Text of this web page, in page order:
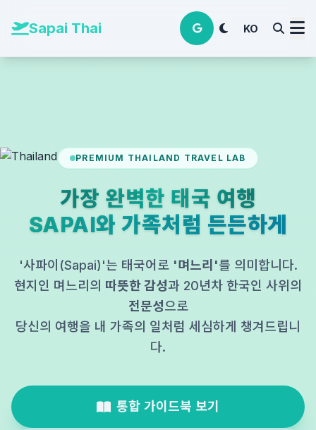
Sapai Thai KO
PREMIUM THAILAND TRAVEL LAB
가장 완벽한 태국 여행
SAPAI와 가족처럼 든든하게
'사파이(Sapai)'는 태국어로 '며느리'를 의미합니다.
현지인 며느리의 따뜻한 감성과 20년차 한국인 사위의
전문성으로
당신의 여행을 내 가족의 일처럼 세심하게 챙겨드립니
다.
통합 가이드북 보기